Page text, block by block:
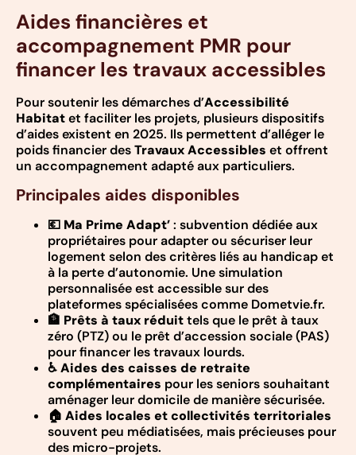
Aides financières et
accompagnement PMR pour
financer les travaux accessibles
Pour soutenir les démarches d’Accessibilité
Habitatet faciliter les projets, plusieurs dispositifs
d’aides existent en 2025. Ils permettent d’alléger le
poids financier desTravaux Accessibles et offrent
un accompagnement adapté aux particuliers.
Principales aides disponibles
💶 Ma Prime Adapt’: subvention dédiée aux
propriétaires pour adapter ou sécuriser leur
logement selon des critères liés au handicap et
à la perte d’autonomie. Une simulation
personnalisée est accessible sur des
plateformes spécialisées comme Dometvie.fr.
🏦 Prêts à taux réduittels que le prêt à taux
zéro (PTZ) ou le prêt d’accession sociale (PAS)
pour financer les travaux lourds.
♿Aides des caisses de retraite
complémentaires pour les seniors souhaitant
aménager leur domicile de manière sécurisée.
🏠 Aides locales et collectivités territoriales
souvent peu médiatisées, mais précieuses pour
des micro-projets.